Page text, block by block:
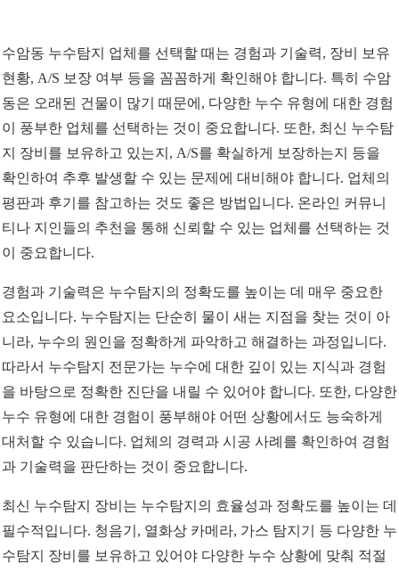
수암동 누수탐지 업체를 선택할 때는 경험과 기술력, 장비 보유
현황, A/S 보장 여부 등을 꼼꼼하게 확인해야 합니다. 특히 수암
동은 오래된 건물이 많기 때문에, 다양한 누수 유형에 대한 경험
이 풍부한 업체를 선택하는 것이 중요합니다. 또한, 최신 누수탐
지 장비를 보유하고 있는지, A/S를 확실하게 보장하는지 등을
확인하여 추후 발생할 수 있는 문제에 대비해야 합니다. 업체의
평판과 후기를 참고하는 것도 좋은 방법입니다. 온라인 커뮤니
티나 지인들의 추천을 통해 신뢰할 수 있는 업체를 선택하는 것
이 중요합니다.
경험과 기술력은 누수탐지의 정확도를 높이는 데 매우 중요한
요소입니다. 누수탐지는 단순히 물이 새는 지점을 찾는 것이 아
니라, 누수의 원인을 정확하게 파악하고 해결하는 과정입니다.
따라서 누수탐지 전문가는 누수에 대한 깊이 있는 지식과 경험
을 바탕으로 정확한 진단을 내릴 수 있어야 합니다. 또한, 다양한
누수 유형에 대한 경험이 풍부해야 어떤 상황에서도 능숙하게
대처할 수 있습니다. 업체의 경력과 시공 사례를 확인하여 경험
과 기술력을 판단하는 것이 중요합니다.
최신 누수탐지 장비는 누수탐지의 효율성과 정확도를 높이는 데
필수적입니다. 청음기, 열화상 카메라, 가스 탐지기 등 다양한 누
수탐지 장비를 보유하고 있어야 다양한 누수 상황에 맞춰 적절